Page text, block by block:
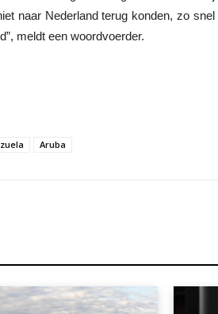
naar Nederland terug konden, zo
meldt een woordvoerder.
Aruba